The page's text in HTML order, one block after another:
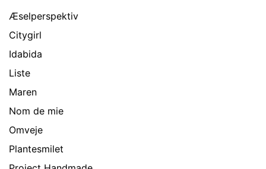
Æselperspektiv
Citygirl
Idabida
Liste
Maren
Nom de mie
Omveje
Plantesmilet